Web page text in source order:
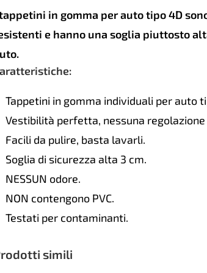
in gomma per auto tipo 4D
e hanno una soglia piuttosto
Tappetini in gomma individuali per auto
Vestibilità perfetta, nessuna
Facili da pulire, basta lavarli.
Soglia di sicurezza alta 3 cm.
NESSUN odore.
NON contengono PVC.
Testati per contaminanti.
simili